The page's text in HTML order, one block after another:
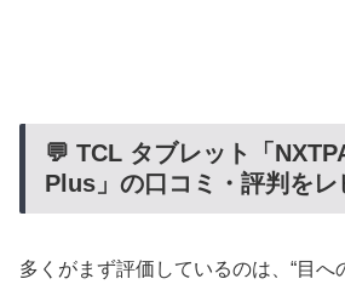
💬 TCL タブレット「
Plus」の口コミ・評判をレ
多くがまず評価しているのは、“目へ